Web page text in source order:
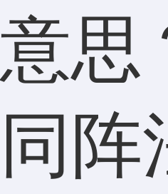
意思
同阵